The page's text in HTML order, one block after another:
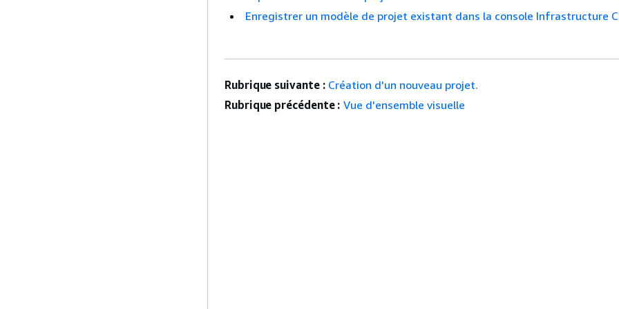
Enregistrer un modèle de projet existant dans la console Infrastructure
Rubrique suivante : Création d'un nouveau projet.
Rubrique précédente : Vue d'ensemble visuelle